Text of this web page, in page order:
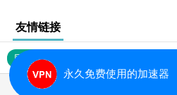
友情链接
网站地图
永久免费使用的加速器